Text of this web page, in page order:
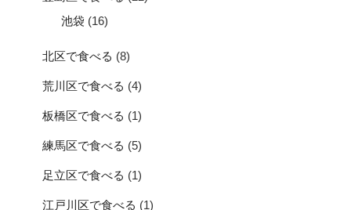
池袋 (16)
北区で食べる (8)
荒川区で食べる (4)
板橋区で食べる (1)
練馬区で食べる (5)
足立区で食べる (1)
江戸川区で食べる (1)